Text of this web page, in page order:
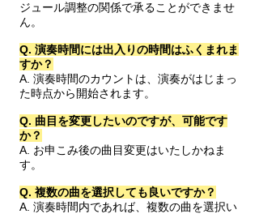
ジュール調整の関係で承ることができませ
ん。
Q. 演奏時間には出入りの時間はふくまれま
すか？
A. 演奏時間のカウントは、演奏がはじまっ
た時点から開始されます。
Q. 曲目を変更したいのですが、可能です
か？
A. お申こみ後の曲目変更はいたしかねま
す。
Q. 複数の曲を選択しても良いですか？
A. 演奏時間内であれば、複数の曲を選択い